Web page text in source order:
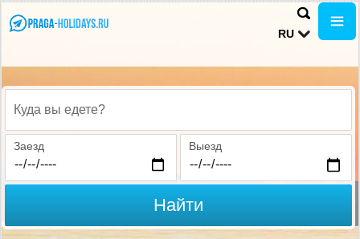
RU
Куда вы едете?
Заезд Выезд
Найти